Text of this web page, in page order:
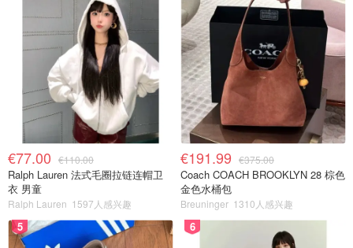
€77.00 €110.00
Ralph Lauren 法式毛圈拉链连帽卫
衣 男童
Ralph Lauren 1597人感兴趣
€191.99 €375.00
Coach COACH BROOKLYN 28 棕色
金色水桶包
Breuninger 1310人感兴趣
5 6